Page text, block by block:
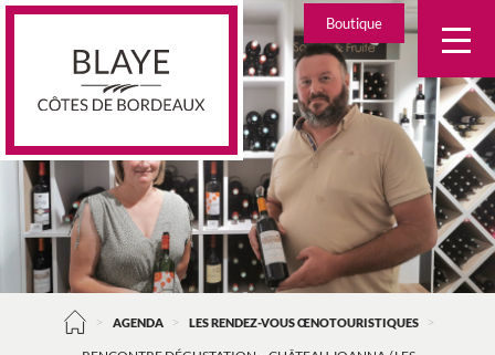
Skip
Boutique
> AGENDA > LES RENDEZ-VOUS ŒNOTOURISTIQUES >